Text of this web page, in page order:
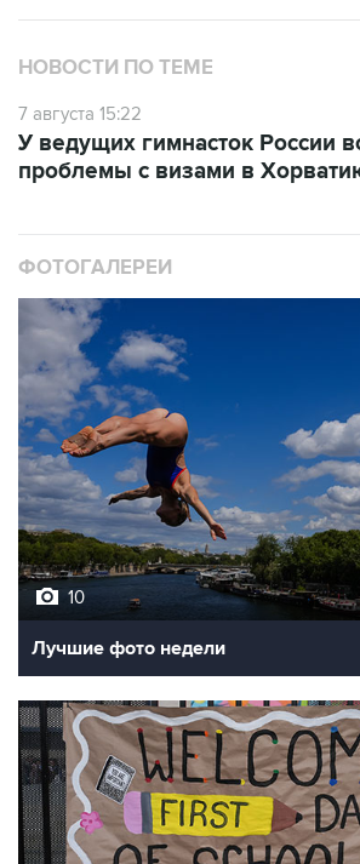
НОВОСТИ ПО ТЕМЕ
7 августа 15:22
проблемы с визами в
10
Лучшие фото недели